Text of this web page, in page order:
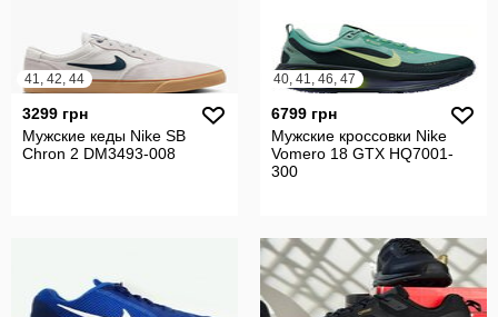
41, 42, 44
3299 грн
Мужские кеды Nike SB
Chron 2 DM3493-008
40, 41, 46, 47
6799 грн
Мужские кроссовки Nike
Vomero 18 GTX HQ7001-
300